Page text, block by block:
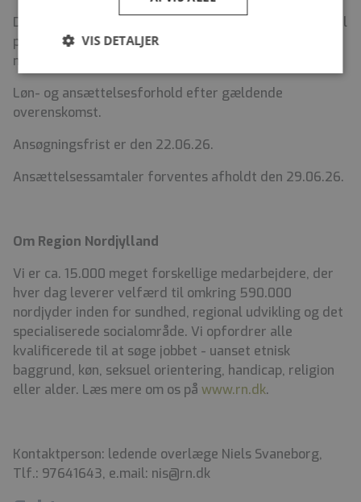
Det vil være en fordel, hvis du har egen bil, og kørsel til
patienternes hjem eller hospice afregnes på
nuværende tidspunkt til høj takst.
Løn- og ansættelsesforhold efter gældende
overenskomst.
Ansøgningsfrist er den 22.06.26.
Ansættelsessamtaler forventes afholdt den 29.06.26.
Om Region Nordjylland
Vi er ca. 15.000 meget forskellige medarbejdere, der
hver dag leverer velfærd til omkring 590.000
nordjyder inden for sundhed, regional udvikling og det
specialiserede socialområde. Vi opfordrer alle
kvalificerede til at søge jobbet - uanset etnisk
baggrund, køn, seksuel orientering, handicap, religion
eller alder. Læs mere om os på www.rn.dk.
Kontaktperson: ledende overlæge Niels Svaneborg,
Tlf.: 97641643, e.mail: nis@rn.dk
VIS DETALJER